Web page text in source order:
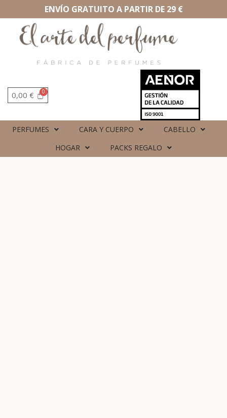
ENVÍO GRATUITO A PARTIR DE 29 €
0,00 €
PERFUMES CARA Y CUERPO
CABELLO
HOGAR
PACKS REGALO